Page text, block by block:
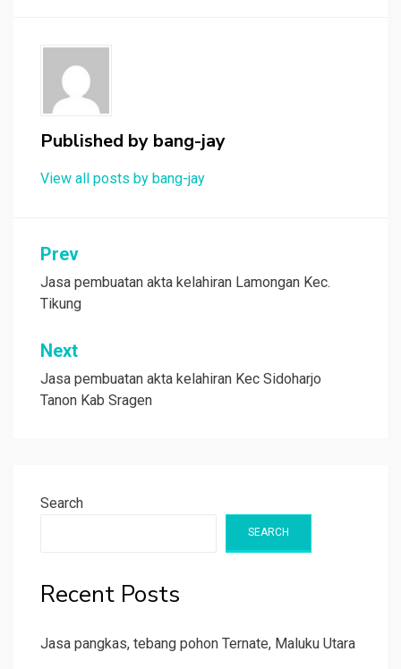
Published by bang-jay
View all posts by bang-jay
Post
navigation
Prev
Jasa pembuatan akta kelahiran Lamongan Kec.
Tikung
Next
Jasa pembuatan akta kelahiran Kec Sidoharjo
Tanon Kab Sragen
Search
SEARCH
Recent Posts
Jasa pangkas, tebang pohon Ternate, Maluku Utara